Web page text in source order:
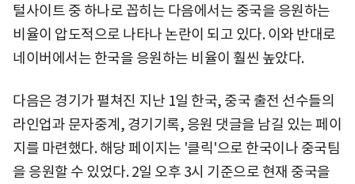
털사이트 중 하나로 꼽히는 다음에서는 중국을 응원하는
비율이 압도적으로 나타나 논란이 되고 있다. 이와 반대로
네이버에서는 한국을 응원하는 비율이 훨씬 높았다.
다음은 경기가 펼쳐진 지난 1일 한국, 중국 출전 선수들의
라인업과 문자중계, 경기기록, 응원 댓글을 남길 있는 페이
지를 마련했다. 해당 페이지는 '클릭'으로 한국이나 중국팀
을 응원할 수 있었다. 2일 오후 3시 기준으로 현재 중국을